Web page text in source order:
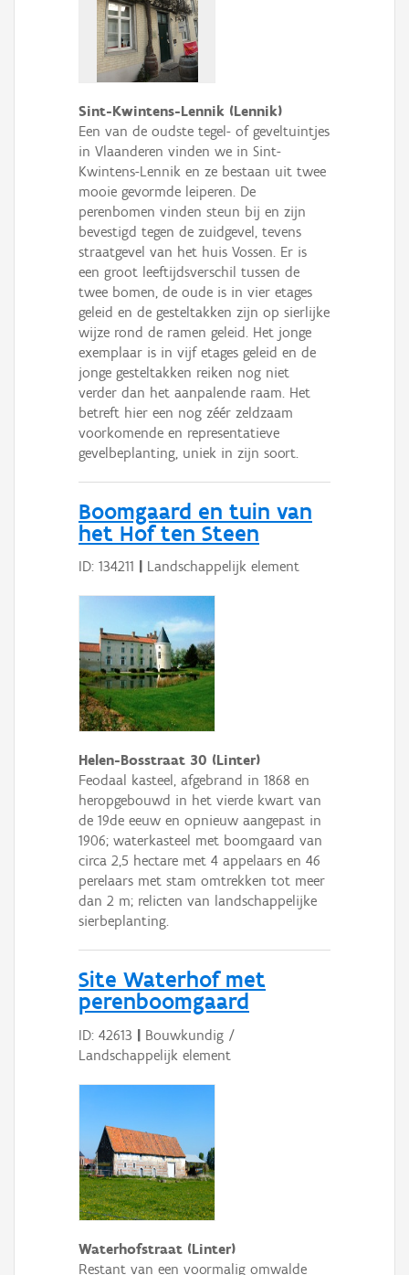
Sint-Kwintens-Lennik (Lennik)
Een van de oudste tegel- of geveltuintjes
in Vlaanderen vinden we in Sint-
Kwintens-Lennik en ze bestaan uit twee
mooie gevormde leiperen. De
perenbomen vinden steun bij en zijn
bevestigd tegen de zuidgevel, tevens
straatgevel van het huis Vossen. Er is
een groot leeftijdsverschil tussen de
twee bomen, de oude is in vier etages
geleid en de gesteltakken zijn op sierlijke
wijze rond de ramen geleid. Het jonge
exemplaar is in vijf etages geleid en de
jonge gesteltakken reiken nog niet
verder dan het aanpalende raam. Het
betreft hier een nog zéér zeldzaam
voorkomende en representatieve
gevelbeplanting, uniek in zijn soort.
Boomgaard en tuin van
het Hof ten Steen
ID: 134211 Landschappelijk element
Helen-Bosstraat 30 (Linter)
Feodaal kasteel, afgebrand in 1868 en
heropgebouwd in het vierde kwart van
de 19de eeuw en opnieuw aangepast in
1906; waterkasteel met boomgaard van
circa 2,5 hectare met 4 appelaars en 46
perelaars met stam­ omtrekken tot meer
dan 2 m; relicten van landschappelijke
sierbeplanting.
Site Waterhof met
perenboomgaard
ID: 42613 | Bouwkundig /
Landschappelijk element
Waterhofstraat (Linter)
Restant van een voormalig omwalde